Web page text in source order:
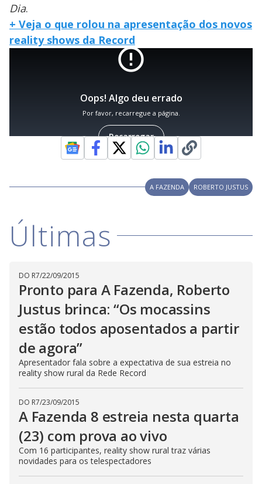
Dia.
+ Veja o que rolou na apresentação dos novos
reality shows da Record
A FAZENDA ROBERTO JUSTUS
Últimas
DO R7/22/09/2015
Pronto para A Fazenda, Roberto
Justus brinca: “Os mocassins
estão todos aposentados a partir
de agora”
Apresentador fala sobre a expectativa de sua estreia no
reality show rural da Rede Record
DO R7/23/09/2015
A Fazenda 8 estreia nesta quarta
(23) com prova ao vivo
Com 16 participantes, reality show rural traz várias
novidades para os telespectadores